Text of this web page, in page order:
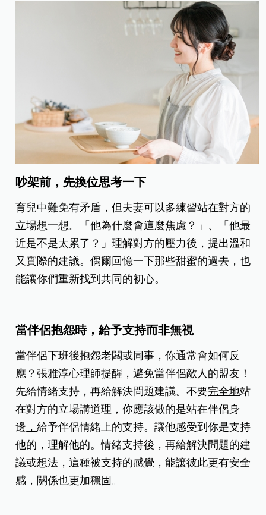
吵架前，先換位思考一下
育兒中難免有矛盾，但夫妻可以多練習站在對方的
立場想一想。「他為什麼會這麼焦慮？」、「他最
近是不是太累了？」理解對方的壓力後，提出溫和
又實際的建議。偶爾回憶一下那些甜蜜的過去，也
能讓你們重新找到共同的初心。
當伴侶抱怨時，給予支持而非無視
當伴侶下班後抱怨老闆或同事，你通常會如何反
應？張雅淳心理師提醒，避免當伴侶敵人的盟友！
先給情緒支持，再給解決問題建議。不要完全地站
在對方的立場講道理，你應該做的是站在伴侶身
邊 ，給予伴侶情緒上的支持。讓他感受到你是支持
他的，理解他的。情緒支持後，再給解決問題的建
議或想法，這種被支持的感覺，能讓彼此更有安全
感，關係也更加穩固。